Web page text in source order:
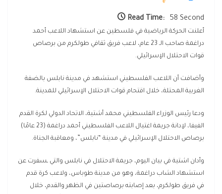
Read Time: 58 Second
أعلنت الحركة الرياضية في فلسطين عن استشهاد اللاعب أحمد
دراغمة صاحب الـ 23 عام، لاعب فريق ثقافي طولكرم من برصاص
قوات الاحتلال الإسرائيلي.
وأضافت أن اللاعب الفلسطيني استشهد في مدينة نابلس بالضفة
الغربية المحتلة، خلال اقتحام قوات الاحتلال الإسرائيلي للمدينة.
ودعا رئيس الوزراء الفلسطيني محمد أشتية، الاتحاد الدولي لكرة القدم
الفيفا، لإدانة جريمة اغتيال اللاعب الفلسطيني أحمد دراغمة (23 عامًا)
برصاص الاحتلال الإسرائيلي في مدينة “نابلس”، ومعاقبة الجناة.
وأدان اشتية في بيان اليوم، جريمة الاحتلال في نابلس والتي ـسفرت عن
استشهاد الشاب دراغمة، وهو من مدينة طوباس، ولاعب كرة قدم
في فريق طولكرم، بعد إصابته برصاصتين في الظهر والقدم، خلال